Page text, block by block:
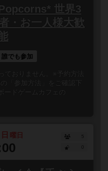
世界3
・お一人様大歓
誰でも参加
ておりません。※予約方法
「参加方法」をご確認下
ードゲームカフェの
日 曜日
5